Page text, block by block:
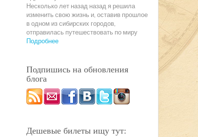
Несколько лет назад назад я решила
изменить свою жизнь и, оставив прошлое
в одном из сибирских городов,
отправилась путешествовать по миру
Подробнее
Подпишись на обновления
блога
Дешевые билеты ищу тут: